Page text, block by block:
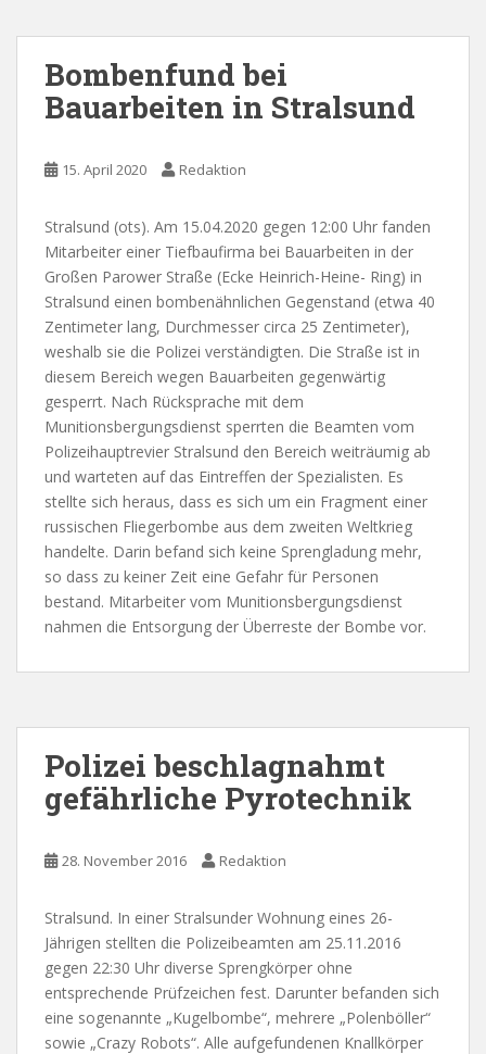
Bombenfund bei
Bauarbeiten in Stralsund
15. April 2020 Redaktion
Stralsund (ots). Am 15.04.2020 gegen 12:00 Uhr fanden
Mitarbeiter einer Tiefbaufirma bei Bauarbeiten in der
Großen Parower Straße (Ecke Heinrich-Heine- Ring) in
Stralsund einen bombenähnlichen Gegenstand (etwa 40
Zentimeter lang, Durchmesser circa 25 Zentimeter),
weshalb sie die Polizei verständigten. Die Straße ist in
diesem Bereich wegen Bauarbeiten gegenwärtig
gesperrt. Nach Rücksprache mit dem
Munitionsbergungsdienst sperrten die Beamten vom
Polizeihauptrevier Stralsund den Bereich weiträumig ab
und warteten auf das Eintreffen der Spezialisten. Es
stellte sich heraus, dass es sich um ein Fragment einer
russischen Fliegerbombe aus dem zweiten Weltkrieg
handelte. Darin befand sich keine Sprengladung mehr,
so dass zu keiner Zeit eine Gefahr für Personen
bestand. Mitarbeiter vom Munitionsbergungsdienst
nahmen die Entsorgung der Überreste der Bombe vor.
Polizei beschlagnahmt
gefährliche Pyrotechnik
28. November 2016 Redaktion
Stralsund. In einer Stralsunder Wohnung eines 26-
Jährigen stellten die Polizeibeamten am 25.11.2016
gegen 22:30 Uhr diverse Sprengkörper ohne
entsprechende Prüfzeichen fest. Darunter befanden sich
eine sogenannte „Kugelbombe“, mehrere „Polenböller“
sowie „Crazy Robots“. Alle aufgefundenen Knallkörper